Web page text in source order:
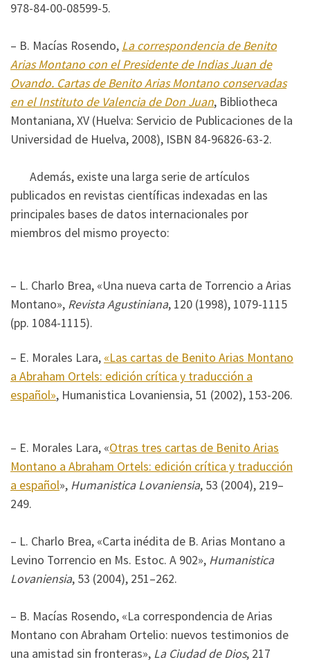
978-84-00-08599-5.
– B. Macías Rosendo, La correspondencia de Benito
Arias Montano con el Presidente de Indias Juan de
Ovando. Cartas de Benito Arias Montano conservadas
en el Instituto de Valencia de Don Juan, Bibliotheca
Montaniana, XV (Huelva: Servicio de Publicaciones de la
Universidad de Huelva, 2008), ISBN 84-96826-63-2.
Además, existe una larga serie de artículos
publicados en revistas científicas indexadas en las
principales bases de datos internacionales por
miembros del mismo proyecto:
– L. Charlo Brea, «Una nueva carta de Torrencio a Arias
Montano», Revista Agustiniana, 120 (1998), 1079-1115
(pp. 1084-1115).
– E. Morales Lara, «Las cartas de Benito Arias Montano
a Abraham Ortels: edición crítica y traducción a
español», Humanistica Lovaniensia, 51 (2002), 153-206.
– E. Morales Lara, «Otras tres cartas de Benito Arias
Montano a Abraham Ortels: edición crítica y traducción
a español», Humanistica Lovaniensia, 53 (2004), 219–
249.
– L. Charlo Brea, «Carta inédita de B. Arias Montano a
Levino Torrencio en Ms. Estoc. A 902», Humanistica
Lovaniensia, 53 (2004), 251–262.
– B. Macías Rosendo, «La correspondencia de Arias
Montano con Abraham Ortelio: nuevos testimonios de
una amistad sin fronteras», La Ciudad de Dios, 217